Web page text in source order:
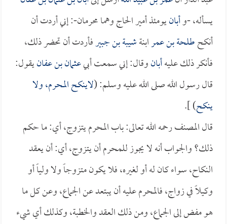
يسأله، -وأبانيومئذ أمير الحاج وهما محرمان-: إني أردت أن
أنكحطلحة بن عمرابنةشيبة بن جبيرفأردت أن تحضر ذلك،
فأنكر ذلك عليهأبانوقال: إني سمعت أبيعثمان بن عفانيقول:
قال رسول الله صلى الله عليه وسلم: (لاينكح المحرم، ولا
ينكح) ].
قال المصنف رحمه الله تعالى: باب المحرم يتزوج، أي: ما حكم
ذلك؟ والجواب أنه لا يجوز للمحرم أن يتزوج، أي: أن يعقد
النكاح، سواء كان له أو لغيره، فلا يكون متزوجاً ولا ولياً أو
وكيلاً في زواج، فالمحرم عليه أن يبتعد عن الجماع، وعن كل ما
هو مفض إلى الجماع، ومن ذلك العقد والخطبة، وكذلك أي شيء